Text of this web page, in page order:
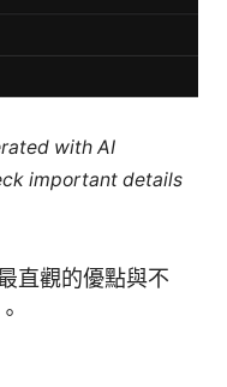
with AI
important details
直觀的優點與不